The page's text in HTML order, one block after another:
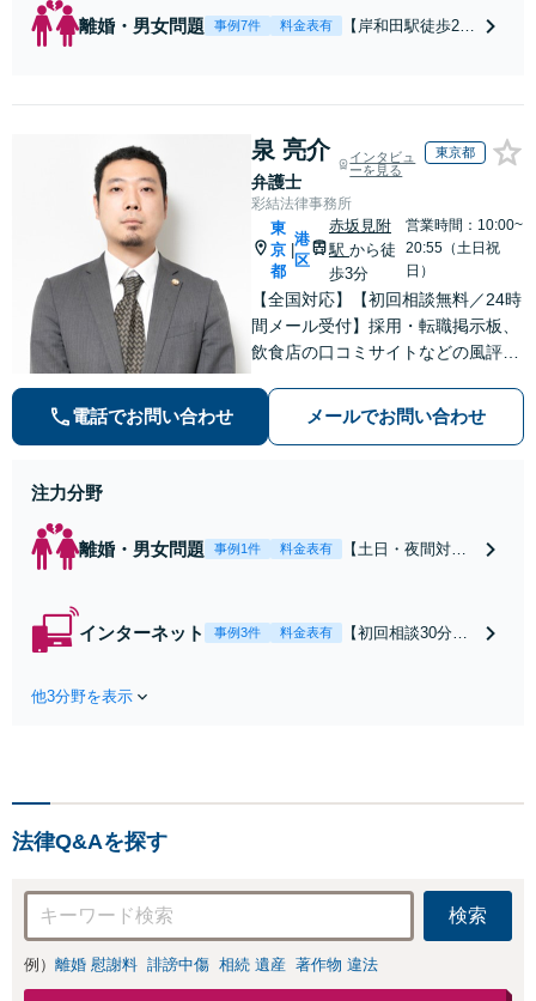
離婚・男女問題 事例7件 料金表有
【岸和田駅徒歩2
してご依頼頂ける
よう努めておりま
す。一人で悩まず
にまずはお気軽に
ご相談を。
泉 亮介
弁護士
インタビュ
ーを見る
東京都
彩結法律事務所
東
京
都
港
区
赤坂見附
駅 から徒
歩3分
営業時間：10:00~
20:55（土日祝
日）
【全国対応】【初回相談無料／24時
間メール受付】採用・転職掲示板、
飲食店の口コミサイトなどの風評被
の種類を問わず相談可。可能な限り
早期対応で駆けつけサポート【労
電話でお問い合わせ メールでお問い合わせ
注力分野
離婚・男女問題 事例1件 料金表有
【土日・夜間対応
れたら、サインす
インターネット 事例3件 料金表有
【初回相談30分無
お店の風評被害対
応可：開示請求の
意見照会が来たと
きの対処法、被害
者との示談交渉
他3分野を表示
法律Q&Aを探す
検索
例） 離婚 慰謝料 誹謗中傷 相続 遺産 著作物 違法